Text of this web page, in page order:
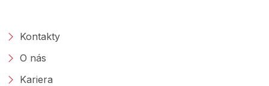
Kontakty
O nás
Kariera